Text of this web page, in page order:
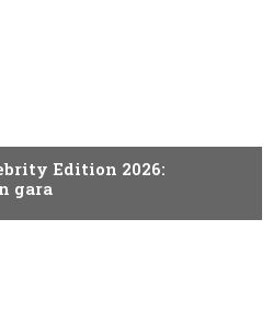
Edition 2026:
gara